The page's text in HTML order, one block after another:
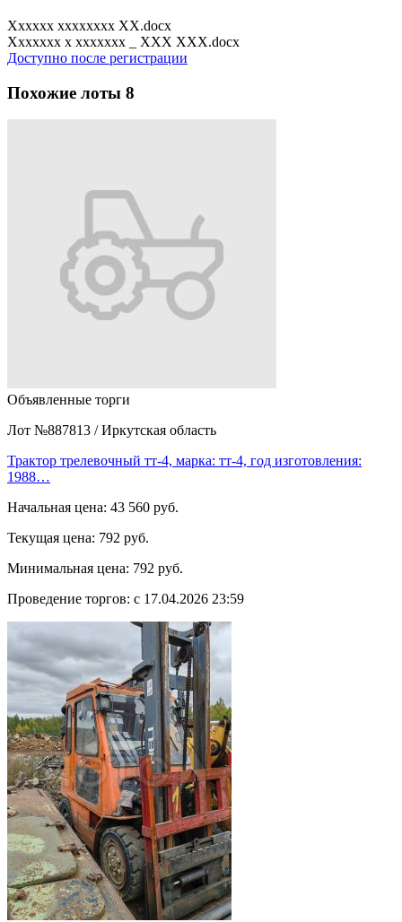
Xxxxxx xxxxxxxx XX.docx
Xxxxxxx x xxxxxxx _ XXX XXX.docx
Доступно после регистрации
Похожие лоты 8
Объявленные торги
Лот №887813 / Иркутская область
Трактор трелевочный тт-4, марка: тт-4, год изготовления:
1988…
Начальная цена: 43 560 руб.
Текущая цена: 792 руб.
Минимальная цена: 792 руб.
Проведение торгов: с 17.04.2026 23:59